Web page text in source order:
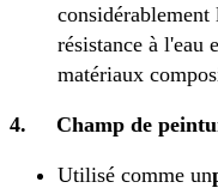
considérablement
résistance à l'eau
matériaux
4. Champ de
Utilisé comme un